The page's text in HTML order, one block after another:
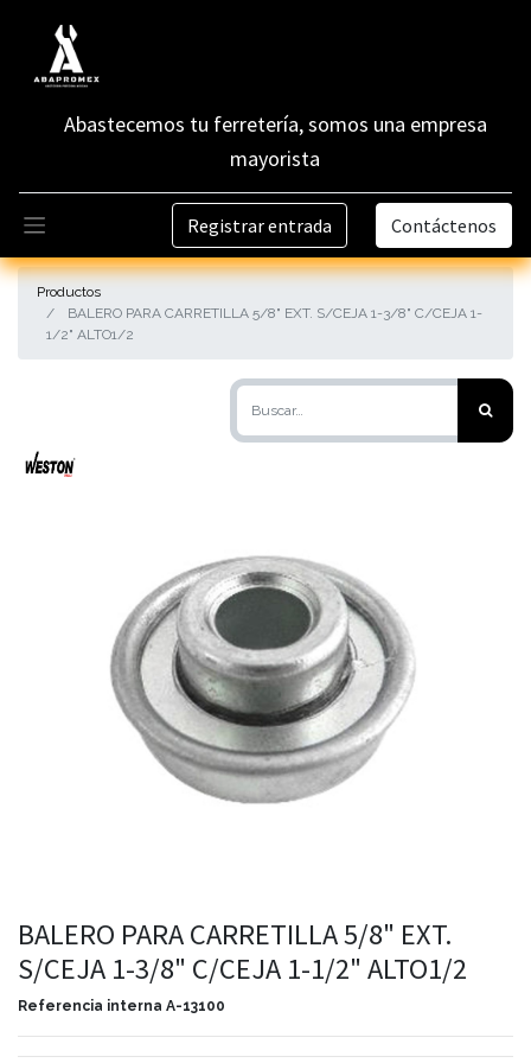
Abastecemos tu ferretería, somos una empresa
mayorista
Registrar entrada Contáctenos
Productos
BALERO PARA CARRETILLA 5/8" EXT. S/CEJA 1-3/8" C/CEJA 1-
1/2" ALTO1/2
BALERO PARA CARRETILLA 5/8" EXT.
S/CEJA 1-3/8" C/CEJA 1-1/2" ALTO1/2
Referencia interna A-13100